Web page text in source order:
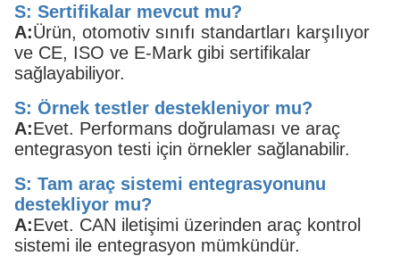
S: Sertifikalar mevcut mu?
A:Ürün, otomotiv sınıfı standartları karşılıyor
ve CE, ISO ve E-Mark gibi sertifikalar
sağlayabiliyor.
S: Örnek testler destekleniyor mu?
A:Evet. Performans doğrulaması ve araç
entegrasyon testi için örnekler sağlanabilir.
S: Tam araç sistemi entegrasyonunu
destekliyor mu?
A:Evet. CAN iletişimi üzerinden araç kontrol
sistemi ile entegrasyon mümkündür.